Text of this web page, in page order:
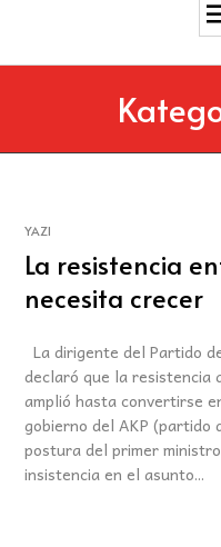
YAZI
La resistencia
necesita crecer
La dirigente del Partido
declaró que la resistencia
amplió hasta convertirse
gobierno del AKP (partido
postura del primer
insistencia en el asunto...